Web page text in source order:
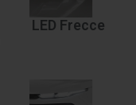
LED Frecce